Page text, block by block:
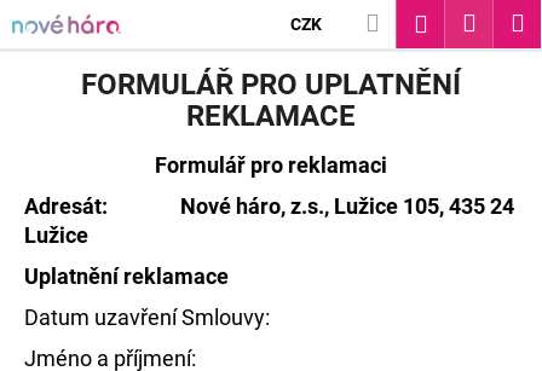
na
CZK Hledat Přihlášení
FORMULÁŘ PRO UPLATNĚNÍ
REKLAMACE
Formulář pro reklamaci
Adresát: Nové háro, z.s., Lužice 105, 435 24
Lužice
Uplatnění reklamace
Datum uzavření Smlouvy:
Jméno a příjmení:
K
O
O
P
O
T
Ř